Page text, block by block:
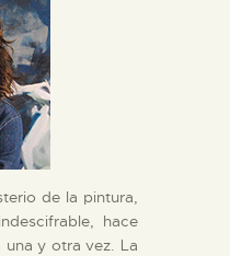
de la pintura,
hace
y otra vez. La